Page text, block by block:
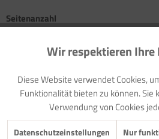
Seitenanzahl
Gestaltungsanregungen: Fußspuren
Tattoo
Würfelspiel: Entdecke deinen Körper
Lernspiel: Welches Organ gehört
Funktionale
Marketing
Tracking
Wir respektieren Ihre
Diese Website verwendet Cookies,
Funktionalität bieten zu können. Sie
Verwendung von Cookies
Datenschutzeinstellungen Nur